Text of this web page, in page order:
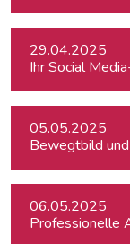
29.04.2025
Ihr Social
05.05.2025
Bewegtbild
06.05.2025
Professionelle